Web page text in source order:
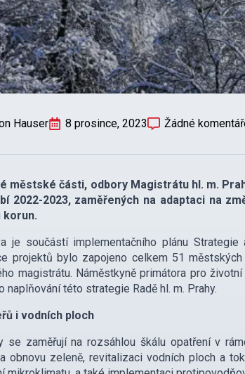
Hauser 8 prosince, 2023 Žádné
městské části, odbory Magistrátu hl. m.
2022-2023, zaměřených na adaptaci na
korun.
je součástí implementačního plánu
projektů bylo zapojeno celkem 51
magistrátu. Náměstkyně primátora pro
naplňování této strategie Radě hl. m. Prahy.
i vodních ploch
se zaměřují na rozsáhlou škálu opatření v
obnovu zeleně, revitalizaci vodních ploch a